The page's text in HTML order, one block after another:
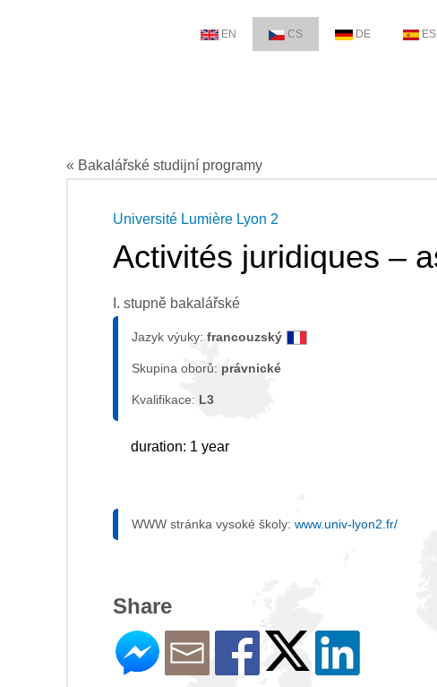
EN CS DE ES
« Bakalářské studijní programy
Université Lumière Lyon 2
Activités juridiques –
I. stupně bakalářské
Jazyk výuky: francouzský
Skupina oborů: právnické
Kvalifikace: L3
duration: 1 year
WWW stránka vysoké školy: www.univ-lyon2.fr/
Share